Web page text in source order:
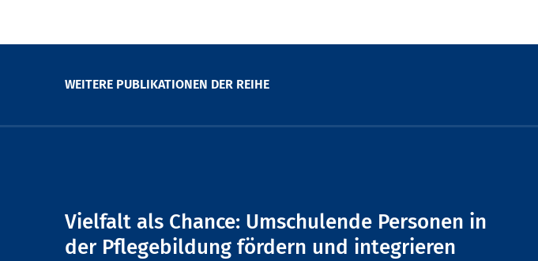
WEITERE PUBLIKATIONEN DER REIHE
Vielfalt als Chance: Umschulende Personen in
der Pflegebildung fördern und integrieren